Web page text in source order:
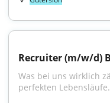
Recruiter (m/w/d)
Was bei uns wirklich
perfekten